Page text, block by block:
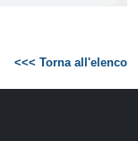
<<< Torna all'elenco